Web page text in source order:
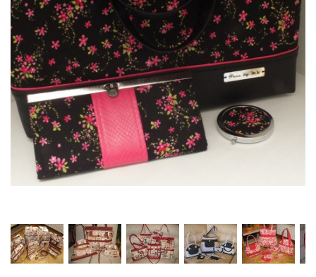
MOJE POSLEDNÍ PRÁCE
jk-laguna@seznam.cz